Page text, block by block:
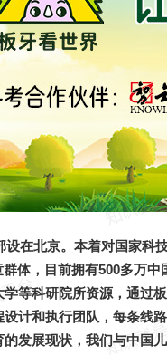
设在北京。本着对国家科
体，目前拥有500多万
等科研院所资源，通过
计和执行团队，每条线
发展现状，我们与中国